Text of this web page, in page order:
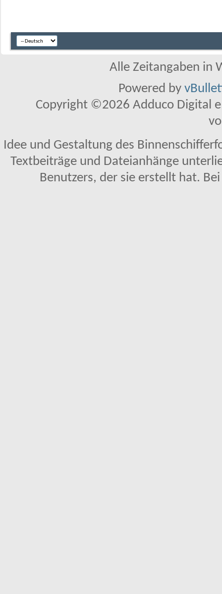
Alle Zeitangaben in
Powered by
Copyright ©2026 Adduco Digital
Idee und Gestaltung des
Textbeiträge und Dateianhänge
Benutzers, der sie erstellt hat.